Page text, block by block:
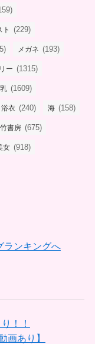
ト (229)
メガネ (193)
ー (1315)
(1609)
浴衣 (240) 海 (158)
竹書房 (675)
女 (918)
ランキングへ
！！
あり】